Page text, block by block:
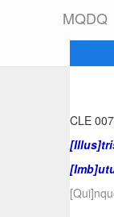
MQDQ
CLE